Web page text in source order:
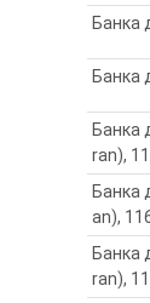
Банка
Банка
Банка
ran),
Банка
an),
Банка
ran),